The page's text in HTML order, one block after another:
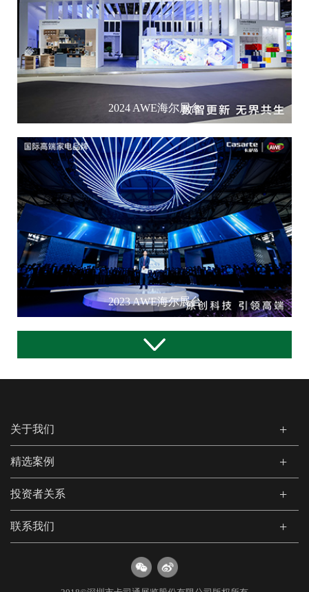
2024 AWE海尔展台
2023 AWE海尔展台
关于我们
精选案例
投资者关系
联系我们